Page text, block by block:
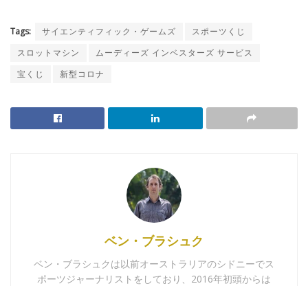
Tags: サイエンティフィック・ゲームズ
スポーツくじ
スロットマシン
ムーディーズ インベスターズ サービス
宝くじ
新型コロナ
ベン・ブラシュク
ベン・ブラシュクは以前オーストラリアのシドニーでス
ポーツジャーナリストをしており、2016年初頭からは